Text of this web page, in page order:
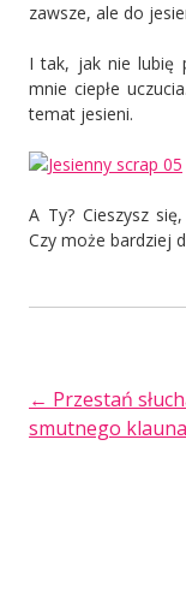
zawsze, ale do
I tak, jak nie lubię
mnie ciepłe
temat jesieni.
A Ty? Cieszysz
Czy może bardziej
POST
← Przestań
smutnego klauna